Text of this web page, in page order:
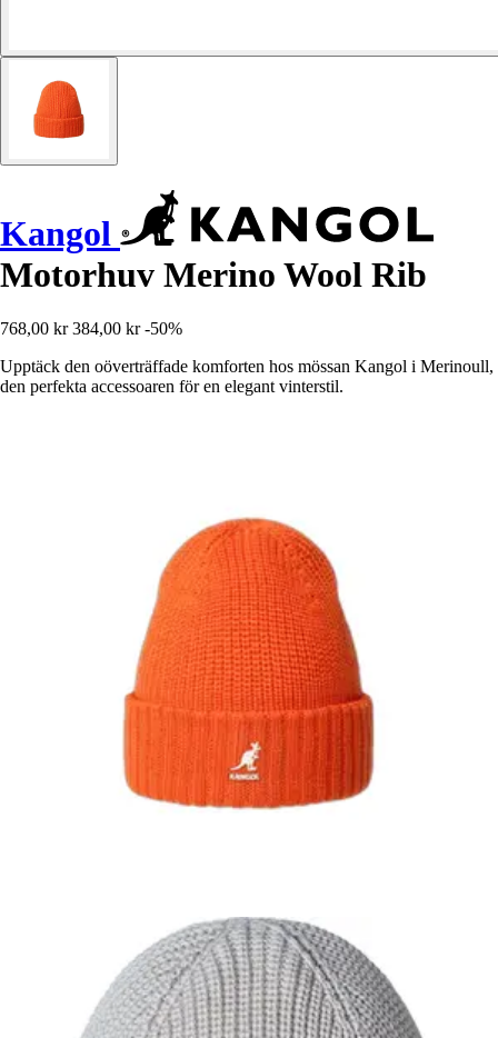
Kangol
Motorhuv Merino Wool Rib
768,00 kr 384,00 kr -50%
Upptäck den oöverträffade komforten hos mössan Kangol i Merinoull,
den perfekta accessoaren för en elegant vinterstil.